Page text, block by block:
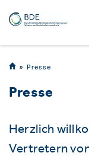
Presse
Presse
Herzlich
Vertretern